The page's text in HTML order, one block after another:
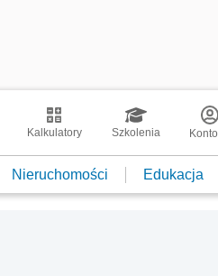
Kalkulatory Szkolenia Konto
Nieruchomości Edukacja